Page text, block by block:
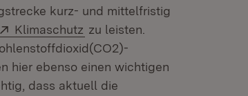
kurz- und mittelfristig
Extern:
Klimaschutz (Öffnet in neuem Fenster)
zu leisten.
hier ebenso einen wichtigen
dass aktuell die